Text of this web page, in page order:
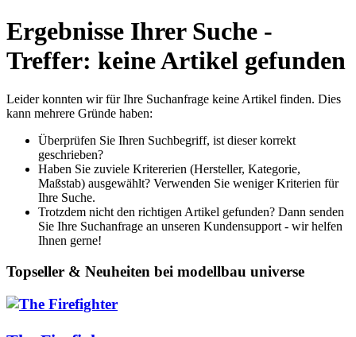
Ergebnisse Ihrer Suche -
Treffer: keine Artikel gefunden
Leider konnten wir für Ihre Suchanfrage keine Artikel finden. Dies
kann mehrere Gründe haben:
Überprüfen Sie Ihren Suchbegriff, ist dieser korrekt
geschrieben?
Haben Sie zuviele Kritererien (Hersteller, Kategorie,
Maßstab) ausgewählt? Verwenden Sie weniger Kriterien für
Ihre Suche.
Trotzdem nicht den richtigen Artikel gefunden? Dann senden
Sie Ihre Suchanfrage an unseren Kundensupport - wir helfen
Ihnen gerne!
Topseller & Neuheiten bei modellbau universe